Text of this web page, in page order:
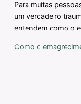
Para muitas
um verdadeiro
entendem como o
Como o